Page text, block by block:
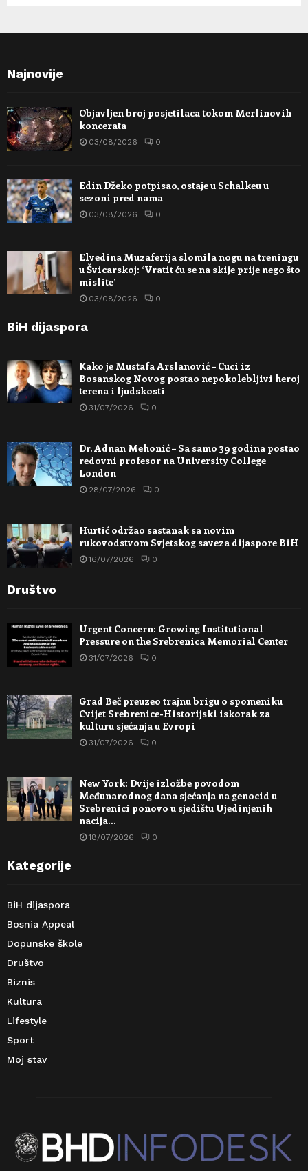
Najnovije
Objavljen broj posjetilaca tokom Merlinovih
koncerata
03/08/2026 0
Edin Džeko potpisao, ostaje u Schalkeu u
sezoni pred nama
03/08/2026 0
Elvedina Muzaferija slomila nogu na treningu
u Švicarskoj: ‘Vratit ću se na skije prije nego što
mislite’
03/08/2026 0
BiH dijaspora
Kako je Mustafa Arslanović – Cuci iz
Bosanskog Novog postao nepokolebljivi heroj
terena i ljudskosti
31/07/2026 0
Dr. Adnan Mehonić – Sa samo 39 godina postao
redovni profesor na University College
London
28/07/2026 0
Hurtić održao sastanak sa novim
rukovodstvom Svjetskog saveza dijaspore BiH
16/07/2026 0
Društvo
Urgent Concern: Growing Institutional
Pressure on the Srebrenica Memorial Center
31/07/2026 0
Grad Beč preuzeo trajnu brigu o spomeniku
Cvijet Srebrenice-Historijski iskorak za
kulturu sjećanja u Evropi
31/07/2026 0
New York: Dvije izložbe povodom
Međunarodnog dana sjećanja na genocid u
Srebrenici ponovo u sjedištu Ujedinjenih
nacija…
18/07/2026 0
Kategorije
BiH dijaspora
Bosnia Appeal
Dopunske škole
Društvo
Biznis
Kultura
Lifestyle
Sport
Moj stav